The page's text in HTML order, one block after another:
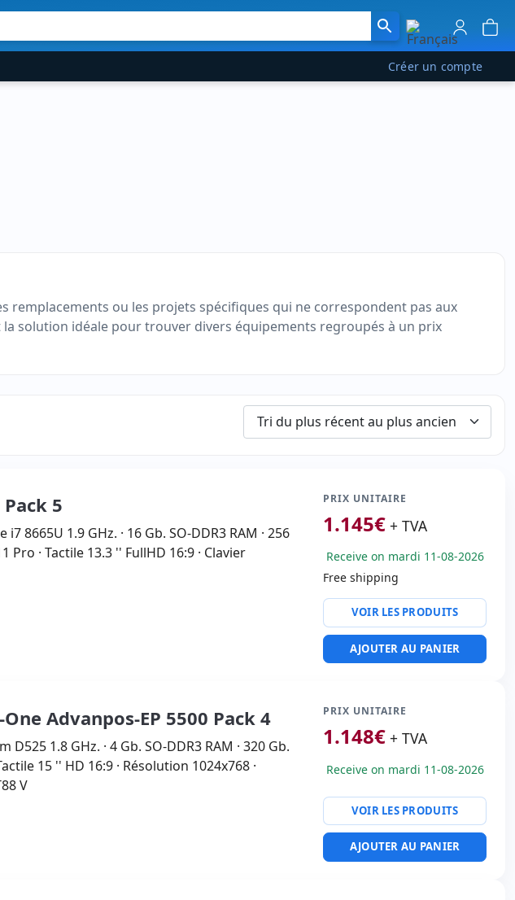
Créer un compte
ou les projets spécifiques qui ne correspondent pas aux
solution idéale pour trouver divers équipements regroupés à un prix
5
8665U 1.9 GHz. · 16 Gb. SO-DDR3 RAM · 256
Pro · Tactile 13.3 '' FullHD 16:9 · Clavier
PRIX UNITAIRE
1.145€ + TVA
Receive on mardi 11-08-2026
Free shipping
VOIR LES PRODUITS
AJOUTER AU PANIER
Advanpos-EP 5500 Pack 4
1.8 GHz. · 4 Gb. SO-DDR3 RAM · 320 Gb.
15 '' HD 16:9 · Résolution 1024x768 ·
V
PRIX UNITAIRE
1.148€ + TVA
Receive on mardi 11-08-2026
VOIR LES PRODUITS
AJOUTER AU PANIER